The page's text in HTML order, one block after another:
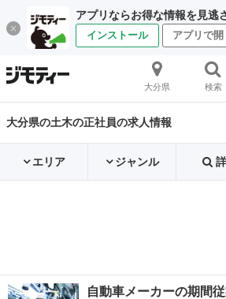
アプリならお得な情報を見逃
インストール アプリで開
大分県 検索
大分県の土木の正社員の求人情報
エリア ジャンル
自動車メーカーの期間